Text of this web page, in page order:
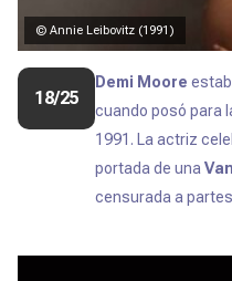
© Annie Leibovitz (1991)
18/25
Demi Moore
cuando posó para
1991. La actriz
portada de una
censurada a